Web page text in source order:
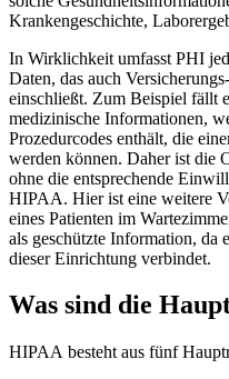
Krankengeschichte,
In Wirklichkeit umfasst PHI
Daten, das auch
einschließt. Zum Beispiel fällt
medizinische Informationen,
Prozedurcodes enthält, die
werden können. Daher ist die
ohne die entsprechende
HIPAA. Hier ist eine weitere
eines Patienten im
als geschützte Information, da
dieser Einrichtung verbindet.
Was sind die
HIPAA besteht aus fünf